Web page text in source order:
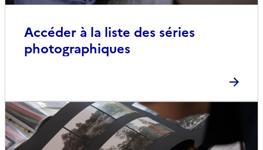
Accéder à la liste des séries
photographiques